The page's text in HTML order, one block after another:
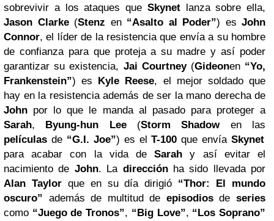
sobrevivir a los ataques que Skynetlanza sobre ella,
Jason Clarke(Stenz en “Asalto al Poder”) es John
Connor, el líder de la resistencia que envía a su hombre
de confianza para que proteja a su madre y así poder
garantizar su existencia, Jai Courtney (Gideonen “Yo,
Frankenstein”) es Kyle Reese, el mejor soldado que
hay en la resistencia además de ser la mano derecha de
John por lo que le manda al pasado para proteger a
Sarah, Byung-hun Lee(Storm Shadowen las
películas de “G.I. Joe”) es elT-100 que envíaSkynet
para acabar con la vida deSarahy así evitar el
nacimiento de John. La direcciónha sido llevada por
Alan Taylorque en su día dirigió “Thor: El mundo
oscuro” además de multitud de episodiosdeseries
como “Juego de Tronos”, “Big Love”, “Los Soprano”